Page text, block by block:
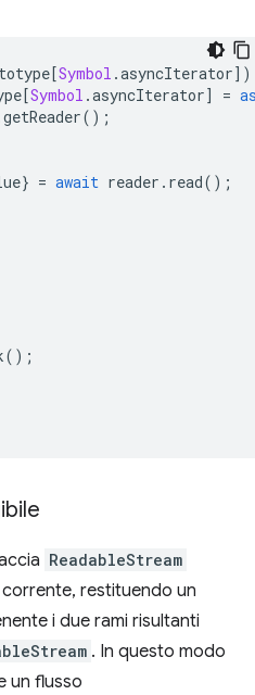
[Symbol .asyncIterator])
[Symbol .asyncIterator] =
getReader();
} = await reader . read();
();
ReadableStream
restituendo un
i due rami risultanti
. In questo modo
un flusso